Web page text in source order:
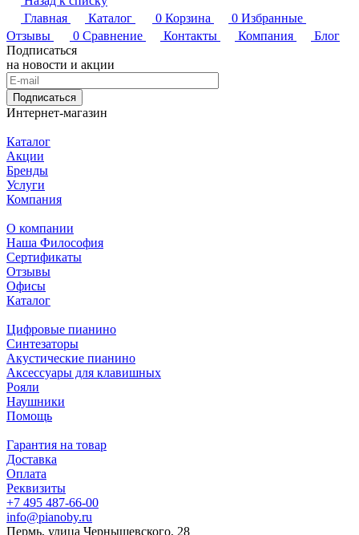
Главная
Каталог 0 Корзина 0 Избранные
Отзывы
0 Сравнение Контакты Компания
Блог
Подписаться
на новости и акции
Подписаться
Интернет-магазин
Каталог
Акции
Бренды
Услуги
Компания
О компании
Наша Философия
Сертификаты
Отзывы
Офисы
Каталог
Цифровые пианино
Синтезаторы
Акустические пианино
Аксессуары для клавишных
Рояли
Наушники
Помощь
Гарантия на товар
Доставка
Оплата
Реквизиты
+7 495 487-66-00
info@pianoby.ru
Пермь, улица Чернышевского, 28